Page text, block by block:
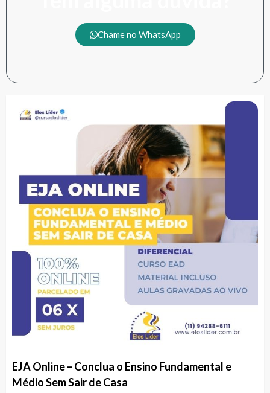
Chame no WhatsApp
EJA Online – Conclua o Ensino Fundamental e
Médio Sem Sair de Casa